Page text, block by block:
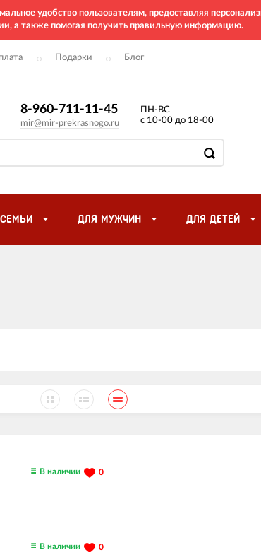
удобство пользователям, предоставляя
а также помогая получить правильную информацию.
Подарки Блог
8-960-711-11-45
mir@mir-prekrasnogo.ru
ПН-ВС
с 10-00 до 18-00
ДЛЯ МУЖЧИН ДЛЯ ДЕТЕЙ
В наличии 0
В наличии 0